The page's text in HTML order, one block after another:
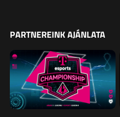
PARTNEREINK AJÁNLATA